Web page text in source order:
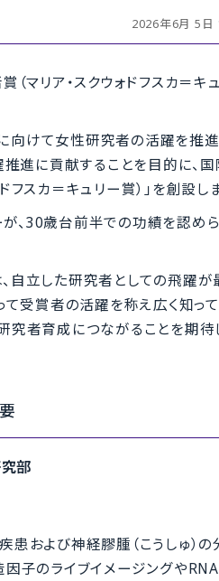
2026年6月 5日
リア・スクウォドフスカ＝キュ
向けて女性研究者の活躍を推進
進に貢献することを目的に、
スカ＝キュリー賞）」を創設し
が、30歳台前半での功績を認め
立した研究者としての飛躍が
受賞者の活躍を称え広く知っ
究者育成につながることを期待
部
および神経膠腫（こうしゅ）
子のライブイメージングやRNA